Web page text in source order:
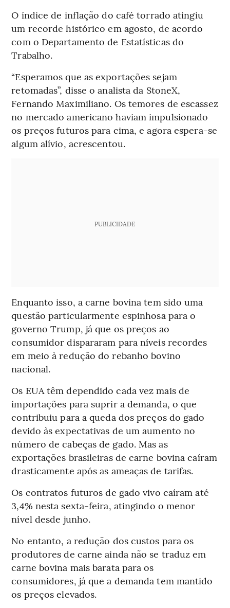
O índice de inflação do café torrado atingiu
um recorde histórico em agosto, de acordo
com o Departamento de Estatísticas do
Trabalho.
“Esperamos que as exportações sejam
retomadas”, disse o analista da StoneX,
Fernando Maximiliano. Os temores de escassez
no mercado americano haviam impulsionado
os preços futuros para cima, e agora espera-se
algum alívio, acrescentou.
PUBLICIDADE
Enquanto isso, a carne bovina tem sido uma
questão particularmente espinhosa para o
governo Trump, já que os preços ao
consumidor dispararam para níveis recordes
em meio à redução do rebanho bovino
nacional.
Os EUA têm dependido cada vez mais de
importações para suprir a demanda, o que
contribuiu para a queda dos preços do gado
devido às expectativas de um aumento no
número de cabeças de gado. Mas as
exportações brasileiras de carne bovina caíram
drasticamente após as ameaças de tarifas.
Os contratos futuros de gado vivo caíram até
3,4% nesta sexta-feira, atingindo o menor
nível desde junho.
No entanto, a redução dos custos para os
produtores de carne ainda não se traduz em
carne bovina mais barata para os
consumidores, já que a demanda tem mantido
os preços elevados.